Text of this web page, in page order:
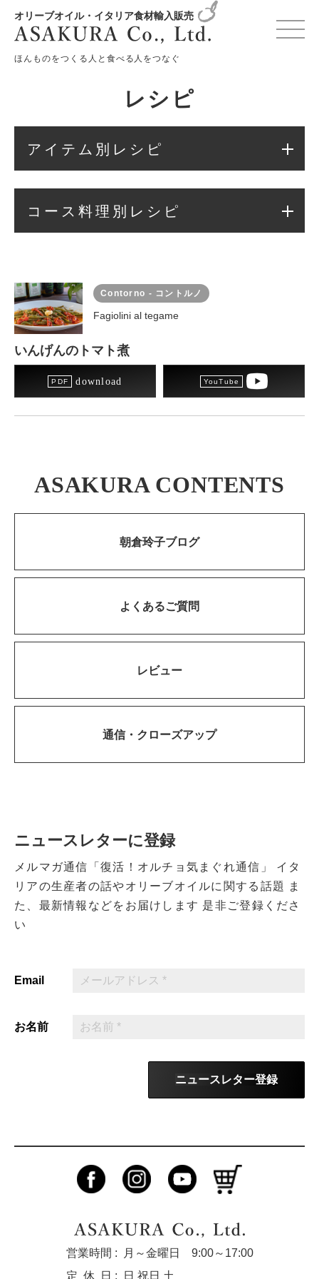
オリーブオイル・イタリア食材輸入販売
ほんものをつくる人と食べる人をつなぐ
変更確認プレビュー
レシピ
Contorno - コントルノ
Fagiolini al tegame
いんげんのトマト煮
download
アイテム別レシピ
コース料理別レシピ
ASAKURA CONTENTS
朝倉玲子ブログ
よくあるご質問
レビュー
通信・ クローズアップ
ニュースレターに登録
メルマガ通信「復活！オルチョ気まぐれ通信」
イタ
リアの生産者の話やオリーブオイルに関する話題
ま
た、最新情報などをお届けします 是非ご登録くださ
い
Email
お名前
ニュースレター登録
営業時間 :
月～金曜日 9:00～17:00
定休
日 : 日 祝日 土